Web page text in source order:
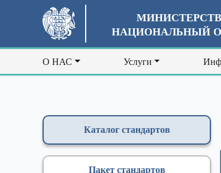
НАЦИОНАЛЬНЫЙ
О НАС Услуги
Каталог стандартов
Пакет стандартов